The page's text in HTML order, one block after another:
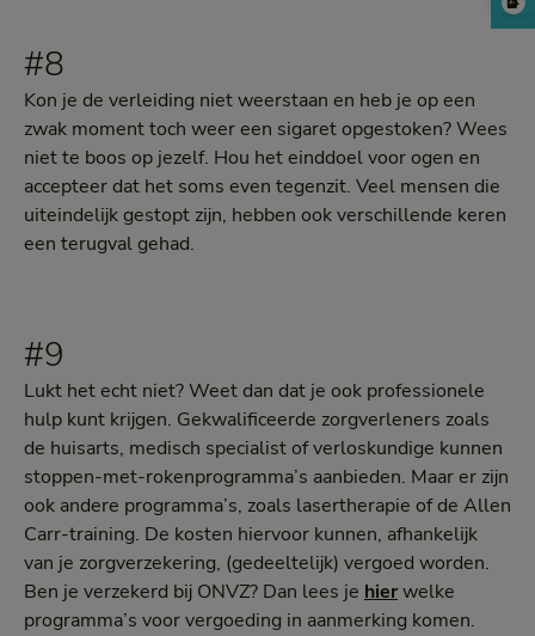
#8
Kon je de verleiding niet weerstaan en heb je op een
zwak moment toch weer een sigaret opgestoken? Wees
niet te boos op jezelf. Hou het einddoel voor ogen en
accepteer dat het soms even tegenzit. Veel mensen die
uiteindelijk gestopt zijn, hebben ook verschillende keren
een terugval gehad.
#9
Lukt het echt niet? Weet dan dat je ook professionele
hulp kunt krijgen. Gekwalificeerde zorgverleners zoals
de huisarts, medisch specialist of verloskundige kunnen
stoppen-met-rokenprogramma’s aanbieden. Maar er zijn
ook andere programma’s, zoals lasertherapie of de Allen
Carr-training. De kosten hiervoor kunnen, afhankelijk
van je zorgverzekering, (gedeeltelijk) vergoed worden.
Ben je verzekerd bij ONVZ? Dan lees je hierwelke
programma’s voor vergoeding in aanmerking komen.